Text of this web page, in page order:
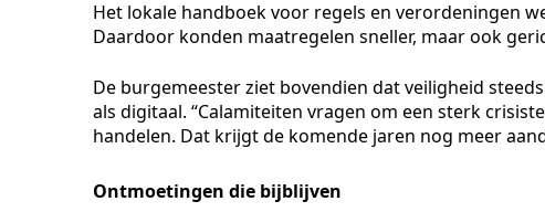
Het lokale handboek voor regels en verordeningen
Daardoor konden maatregelen sneller, maar ook
De burgemeester ziet bovendien dat veiligheid
als digitaal. “Calamiteiten vragen om een sterk
handelen. Dat krijgt de komende jaren nog meer
Ontmoetingen die bijblijven